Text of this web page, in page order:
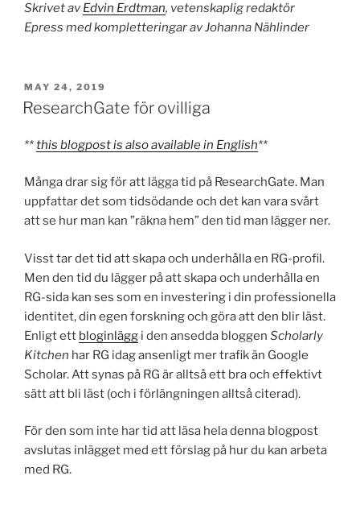
Skrivet avEdvin Erdtman, vetenskaplig redaktör
Epress med kompletteringar av Johanna Nählinder
POSTED
ON
MAY 24, 2019
ResearchGate för ovilliga
**this blogpost is also available in English**
Många drar sig för att lägga tid på ResearchGate. Man
uppfattar det som tidsödande och det kan vara svårt
att se hur man kan ”räkna hem” den tid man lägger ner.
Visst tar det tid att skapa och underhålla en RG-profil.
Men den tid du lägger på att skapa och underhålla en
RG-sida kan ses som en investering i din professionella
identitet, din egen forskning och göra att den blir läst.
Enligt ett bloginlägg i den ansedda bloggen Scholarly
Kitchen har RG idag ansenligt mer trafik än Google
Scholar. Att synas på RG är alltså ett bra och effektivt
sätt att bli läst (och i förlängningen alltså citerad).
För den som inte har tid att läsa hela denna blogpost
avslutas inlägget med ett förslag på hur du kan arbeta
med RG.